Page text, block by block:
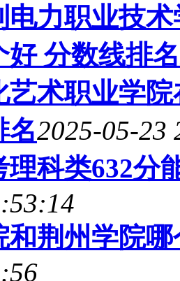
电力职业技
好 分数线排
艺术职业学
名2025-05-23
理科类632分
和荆州学院